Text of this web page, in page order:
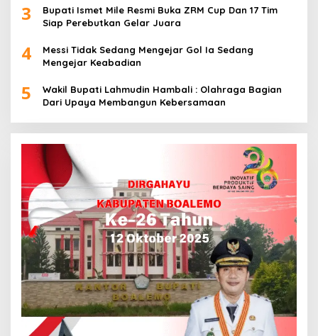
3
Bupati Ismet Mile Resmi Buka ZRM Cup Dan 17 Tim
Siap Perebutkan Gelar Juara
4
Messi Tidak Sedang Mengejar Gol Ia Sedang
Mengejar Keabadian
5
Wakil Bupati Lahmudin Hambali : Olahraga Bagian
Dari Upaya Membangun Kebersamaan